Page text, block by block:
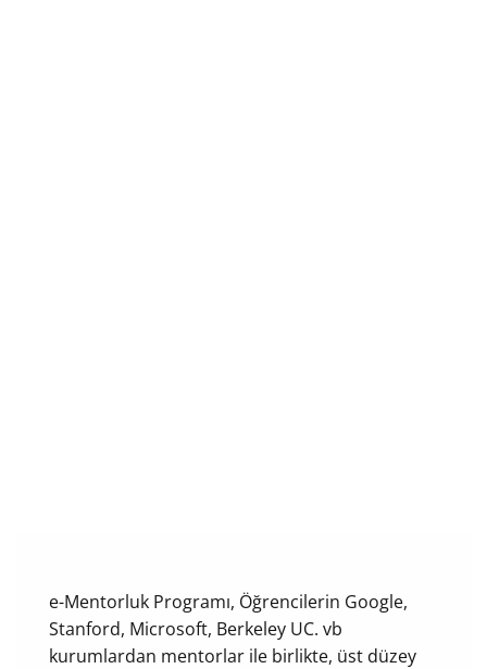
e-Mentorluk Programı, Öğrencilerin Google,
Stanford, Microsoft, Berkeley UC. vb
kurumlardan mentorlar ile birlikte, üst düzey